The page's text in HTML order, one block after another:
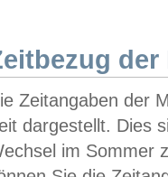
der
Zeitangaben der
dargestellt. Dies
im Sommer